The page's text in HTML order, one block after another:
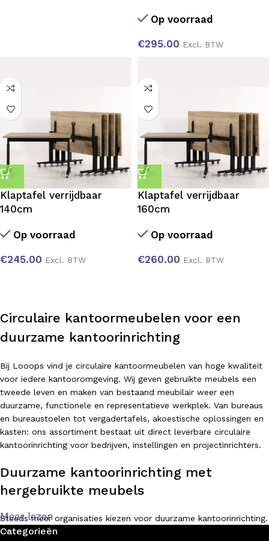
Op voorraad
€295.00 Excl. BTW
Klaptafel verrijdbaar
140cm
Op voorraad
€245.00 Excl. BTW
Klaptafel verrijdbaar
160cm
Op voorraad
€260.00 Excl. BTW
Circulaire kantoormeubelen voor een
duurzame kantoorinrichting
Bij Looops vind je circulaire kantoormeubelen van hoge kwaliteit
voor iedere kantooromgeving. Wij geven gebruikte meubels een
tweede leven en maken van bestaand meubilair weer een
duurzame, functionele en representatieve werkplek. Van bureaus
en bureaustoelen tot vergadertafels, akoestische oplossingen en
kasten: ons assortiment bestaat uit direct leverbare circulaire
kantoorinrichting voor bedrijven, instellingen en projectinrichters.
Duurzame kantoorinrichting met
hergebruikte meubels
Steeds meer organisaties kiezen voor duurzame kantoorinrichting.
Met circulaire kantoormeubelen bespaar je niet alleen kosten,
Meer lezen
Categorieën